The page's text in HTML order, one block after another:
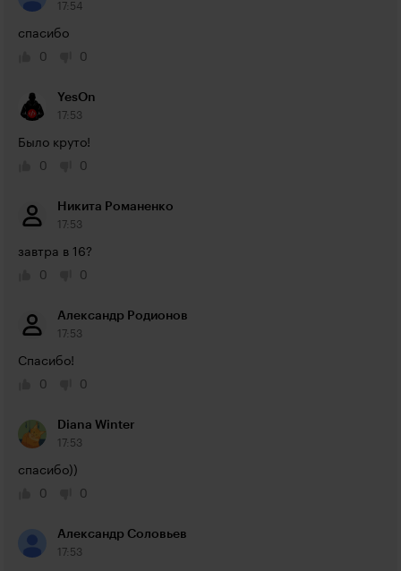
17:54
спасибо
0
0
YesOn
17:53
Было круто!
0
0
Никита Романенко
17:53
завтра в 16?
0
0
Александр Родионов
17:53
Спасибо!
0
0
Diana Winter
17:53
спасибо))
0
0
Александр Соловьев
17:53